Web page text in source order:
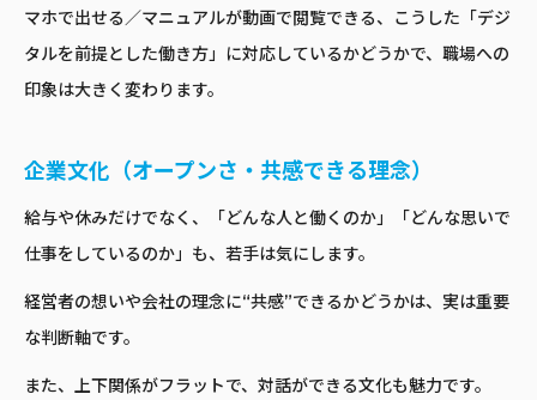
マホで出せる／マニュアルが動画で閲覧できる、こうした「デジ
タルを前提とした働き方」に対応しているかどうかで、職場への
印象は大きく変わります。
企業文化（オープンさ・共感できる理念）
給与や休みだけでなく、「どんな人と働くのか」「どんな思いで
仕事をしているのか」も、若手は気にします。
経営者の想いや会社の理念に“共感”できるかどうかは、実は重要
な判断軸です。
また、上下関係がフラットで、対話ができる文化も魅力です。